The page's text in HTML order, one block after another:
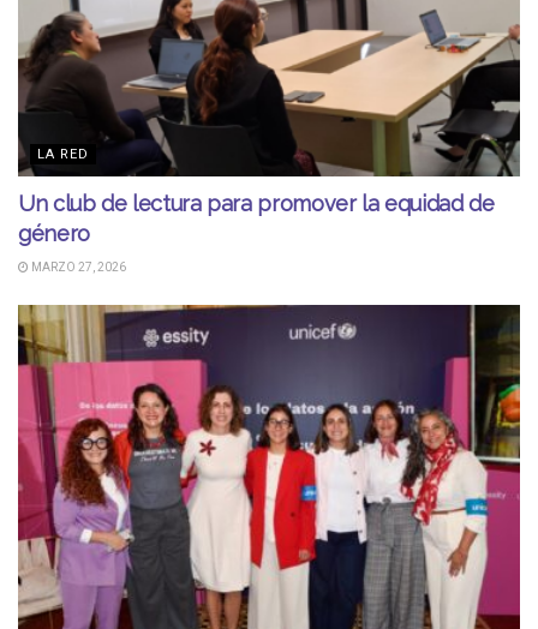
LA RED
Un club de lectura para promover la equidad de
género
MARZO 27, 2026